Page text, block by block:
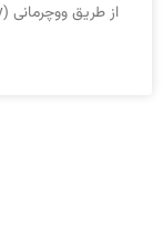
از طریق ووچرمانی (Vocuhermoney) می‌باشد، در…